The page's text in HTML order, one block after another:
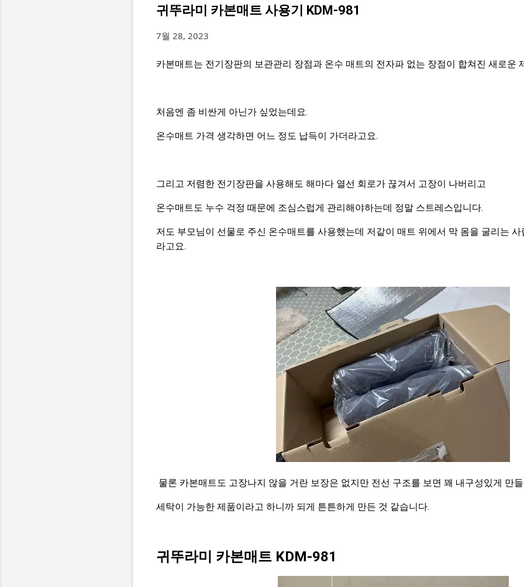
귀뚜라미 카본매트 사용기 KDM-981
7월 28, 2023
카본매트는 전기장판의 보관관리 장점과 온수 매트의 전자파 없는 장점이 합쳐진 새로운
처음엔 좀 비싼게 아닌가 싶었는데요.
온수매트 가격 생각하면 어느 정도 납득이 가더라고요.
그리고 저렴한 전기장판을 사용해도 해마다 열선 회로가 끊겨서 고장이 나버리고
온수매트도 누수 걱정 때문에 조심스럽게 관리해야하는데 정말 스트레스입니다.
저도 부모님이 선물로 주신 온수매트를 사용했는데 저같이 매트 위에서 막 몸을 굴리는
라고요.
물론 카본매트도 고장나지 않을 거란 보장은 없지만 전선 구조를 보면 꽤 내구성있게 만
세탁이 가능한 제품이라고 하니까 되게 튼튼하게 만든 것 같습니다.
귀뚜라미 카본매트 KDM-981